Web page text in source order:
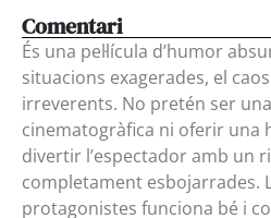
Comentari
És una pel·lícula d’humor
situacions exagerades, el
irreverents. No pretén ser
cinematogràfica ni oferir una
divertir l’espectador amb un
completament esbojarrades.
protagonistes funciona bé i